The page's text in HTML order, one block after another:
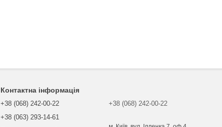
Контактна інформація
+38 (068) 242-00-22
+38 (063) 293-14-61
+38 (068) 242-00-22